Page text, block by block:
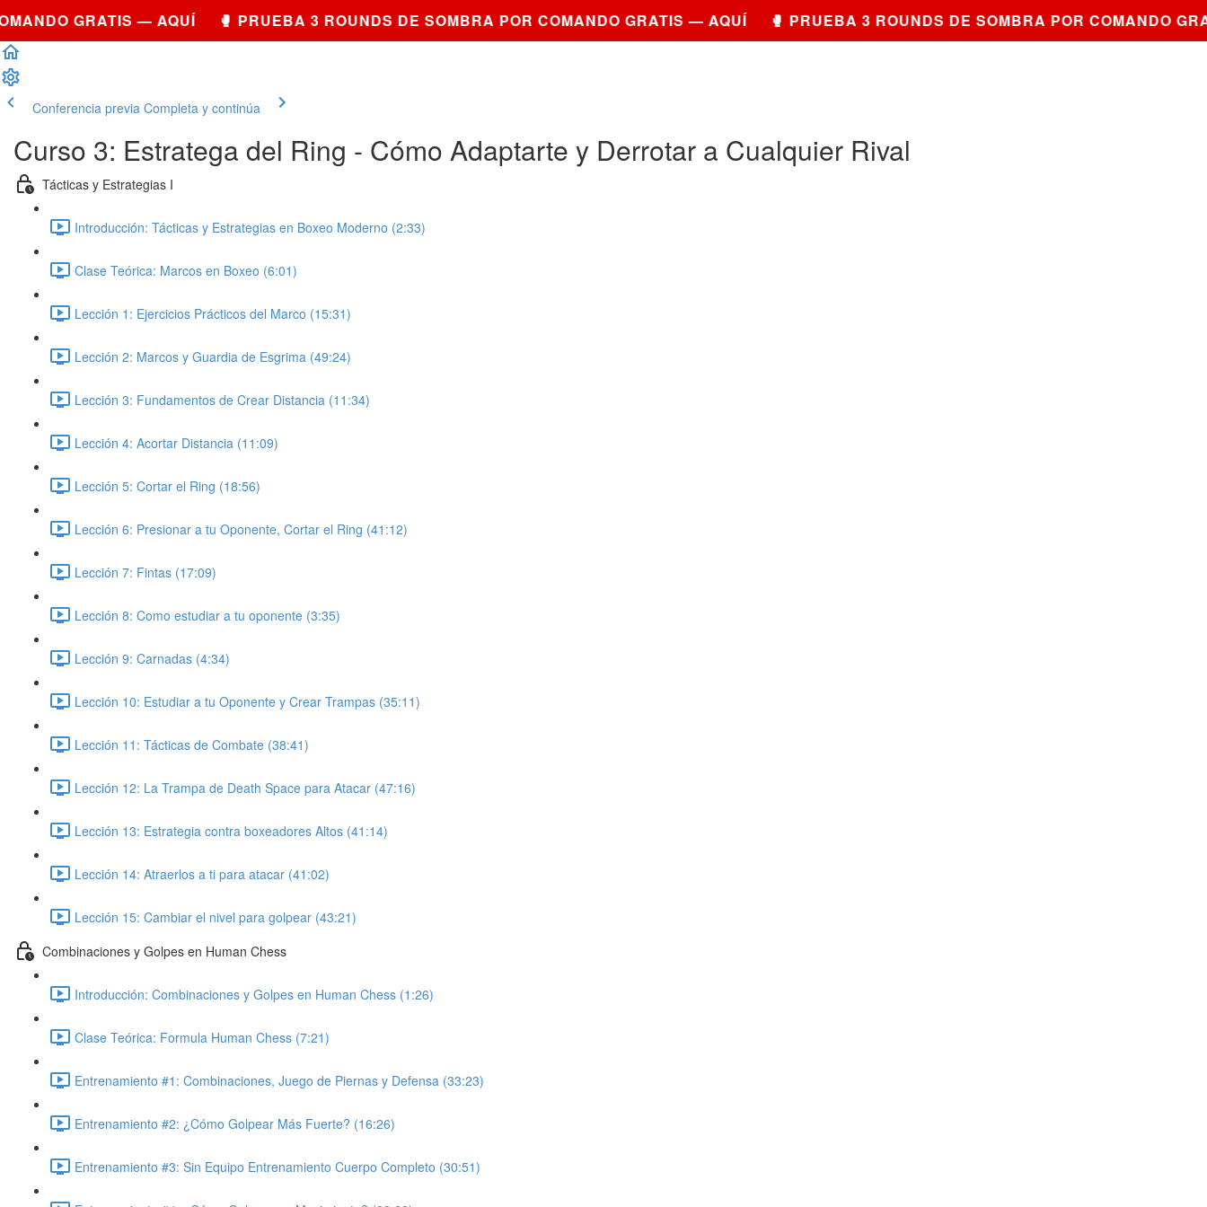
GRATIS — AQUÍ 🥊 PRUEBA 3 ROUNDS DE SOMBRA POR COMANDO GRATIS — AQUÍ 🥊 PRUEBA 3 ROUNDS DE SOMBRA POR COMANDO
Conferencia previa Completa y continúa
Curso 3: Estratega del Ring - Cómo Adaptarte y Derrotar a Cualquier Rival
Tácticas y Estrategias I
Introducción: Tácticas y Estrategias en Boxeo Moderno (2:33)
Clase Teórica: Marcos en Boxeo (6:01)
Lección 1: Ejercicios Prácticos del Marco (15:31)
Lección 2: Marcos y Guardia de Esgrima (49:24)
Lección 3: Fundamentos de Crear Distancia (11:34)
Lección 4: Acortar Distancia (11:09)
Lección 5: Cortar el Ring (18:56)
Lección 6: Presionar a tu Oponente, Cortar el Ring (41:12)
Lección 7: Fintas (17:09)
Lección 8: Como estudiar a tu oponente (3:35)
Lección 9: Carnadas (4:34)
Lección 10: Estudiar a tu Oponente y Crear Trampas (35:11)
Lección 11: Tácticas de Combate (38:41)
Lección 12: La Trampa de Death Space para Atacar (47:16)
Lección 13: Estrategia contra boxeadores Altos (41:14)
Lección 14: Atraerlos a ti para atacar (41:02)
Lección 15: Cambiar el nivel para golpear (43:21)
Combinaciones y Golpes en Human Chess
Introducción: Combinaciones y Golpes en Human Chess (1:26)
Clase Teórica: Formula Human Chess (7:21)
Entrenamiento #1: Combinaciones, Juego de Piernas y Defensa (33:23)
Entrenamiento #2: ¿Cómo Golpear Más Fuerte? (16:26)
Entrenamiento #3: Sin Equipo Entrenamiento Cuerpo Completo (30:51)